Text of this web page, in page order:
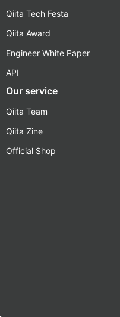
Qiita Tech Festa
Qiita Award
Engineer White Paper
API
Our service
Qiita Team
Qiita Zine
Official Shop